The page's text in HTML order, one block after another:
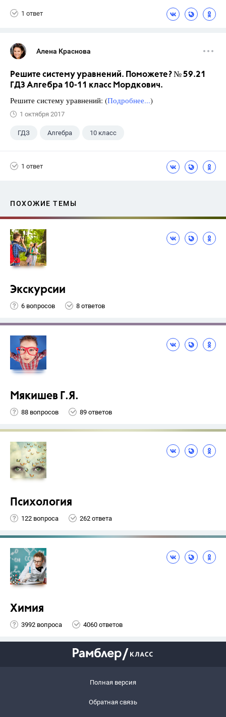
1 ответ
Алена Краснова
Решите систему уравнений. Поможете? № 59.21
ГДЗ Алгебра 10-11 класс Мордкович.
Решите систему уравнений: (Подробнее...)
1 октября 2017
ГДЗ Алгебра 10 класс
1 ответ
ПОХОЖИЕ ТЕМЫ
Экскурсии
6 вопросов 8 ответов
Мякишев Г.Я.
88 вопросов 89 ответов
Психология
122 вопроса 262 ответа
Химия
3992 вопроса 4060 ответов
Полная версия
Обратная связь